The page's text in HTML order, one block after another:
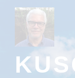
Zum
Inhalt
springen